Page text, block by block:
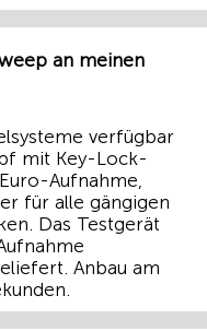
an meinen
verfügbar
mit Key-Lock-
Aufnahme,
für alle gängigen
Das Testgerät
Anbau am